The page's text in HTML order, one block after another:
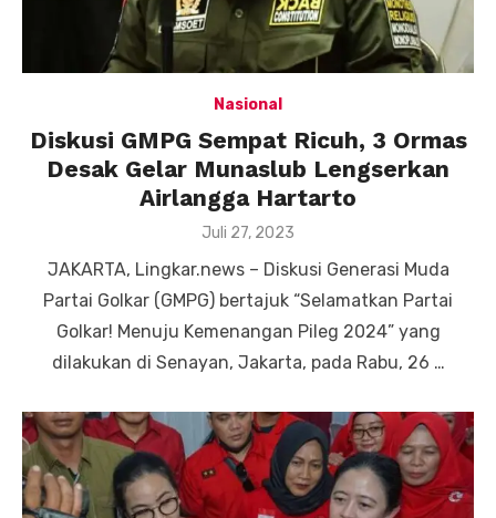
Nasional
Diskusi GMPG Sempat Ricuh, 3 Ormas
Desak Gelar Munaslub Lengserkan
Airlangga Hartarto
Posted
Juli 27, 2023
JAKARTA, Lingkar.news – Diskusi Generasi Muda
Partai Golkar (GMPG) bertajuk “Selamatkan Partai
Golkar! Menuju Kemenangan Pileg 2024” yang
dilakukan di Senayan, Jakarta, pada Rabu, 26 …